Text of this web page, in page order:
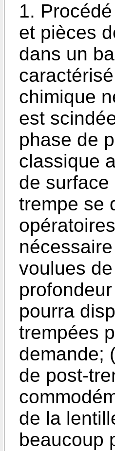
1.
et pièces
dans un
chimique
est
phase de
classique
de
trempe se
voulues
pourra
trempées
demande;
de post-
de la
beaucoup